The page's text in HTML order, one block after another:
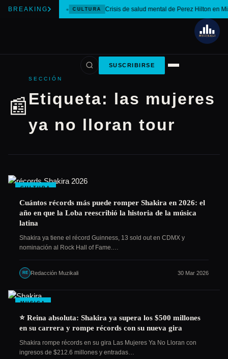
BREAKING CULTURA Crisis de salud mental de Perez Hilton en
SUSCRIBIRSE
📰
SECCIÓN
Etiqueta: las mujeres
ya no lloran tour
CULTURA
Cuántos récords más puede romper Shakira en 2026: el
año en que la Loba reescribió la historia de la música
latina
Shakira ya tiene el récord Guinness, 13 sold out en CDMX y
nominación al Rock Hall of Fame.…
RE Redacción Muzikali 30 Mar 2026
MUSICA
⭐ Reina absoluta: Shakira ya supera los $500 millones
en su carrera y rompe récords con su nueva gira
Shakira rompe récords en su gira Las Mujeres Ya No Lloran con
ingresos de $212.6 millones y entradas…